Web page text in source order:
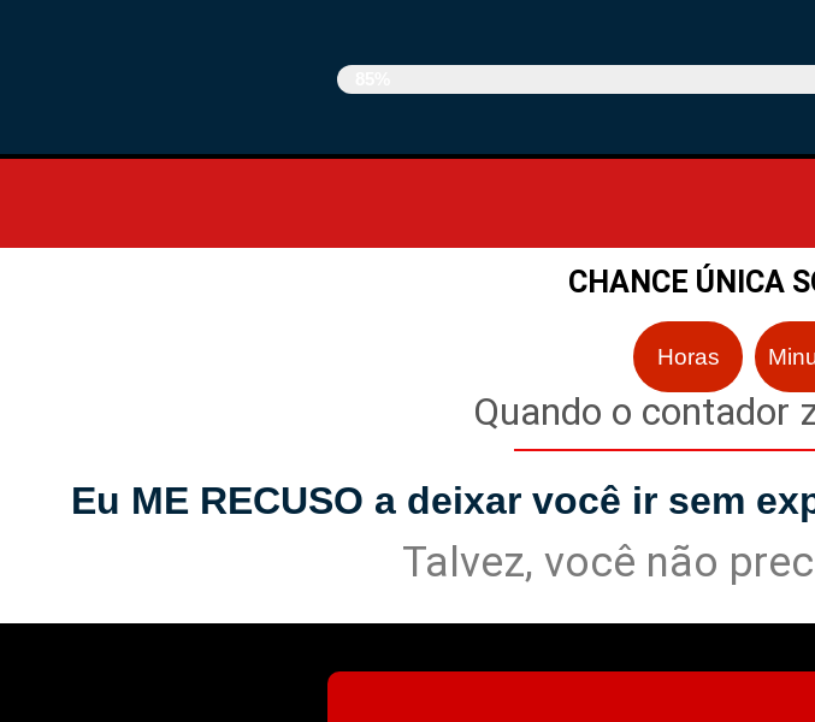
CHANCE ÚNICA
Horas
Quando o contador
Eu ME RECUSO a deixar você ir sem
Talvez, você não